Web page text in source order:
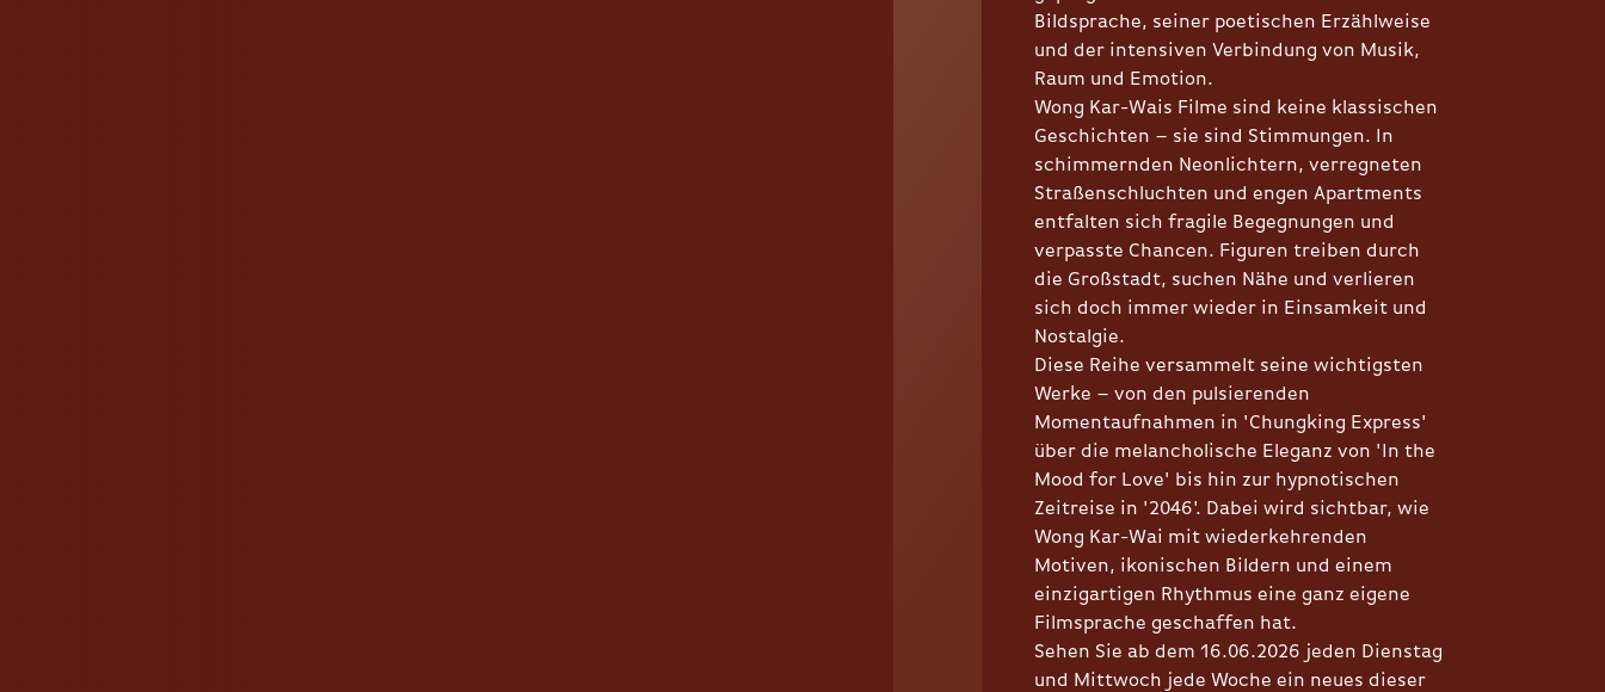
Bildsprache, seiner poetischen Erzählweise
und der intensiven Verbindung von Musik,
Raum und Emotion.
Wong Kar-Wais Filme sind keine klassischen
Geschichten – sie sind Stimmungen. In
schimmernden Neonlichtern, verregneten
Straßenschluchten und engen Apartments
entfalten sich fragile Begegnungen und
verpasste Chancen. Figuren treiben durch
die Großstadt, suchen Nähe und verlieren
sich doch immer wieder in Einsamkeit und
Nostalgie.
Diese Reihe versammelt seine wichtigsten
Werke – von den pulsierenden
Momentaufnahmen in 'Chungking Express'
über die melancholische Eleganz von 'In the
Mood for Love' bis hin zur hypnotischen
Zeitreise in '2046'. Dabei wird sichtbar, wie
Wong Kar-Wai mit wiederkehrenden
Motiven, ikonischen Bildern und einem
einzigartigen Rhythmus eine ganz eigene
Filmsprache geschaffen hat.
Sehen Sie ab dem 16.06.2026 jeden Dienstag
und Mittwoch jede Woche ein neues dieser